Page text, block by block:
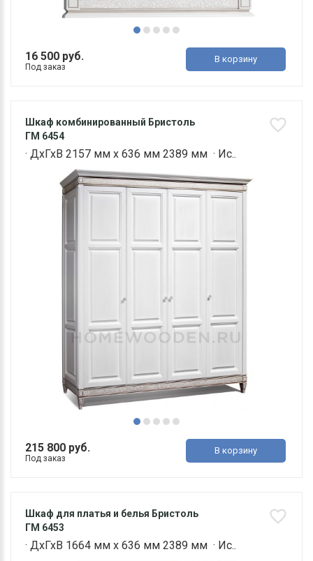
16 500 руб.
Под заказ
В корзину
Шкаф комбинированный Бристоль
ГМ 6454
· ДхГхВ 2157 мм х 636 мм 2389 мм · Ис..
215 800 руб.
Под заказ
В корзину
Шкаф для платья и белья Бристоль
ГМ 6453
· ДхГхВ 1664 мм х 636 мм 2389 мм · Ис..